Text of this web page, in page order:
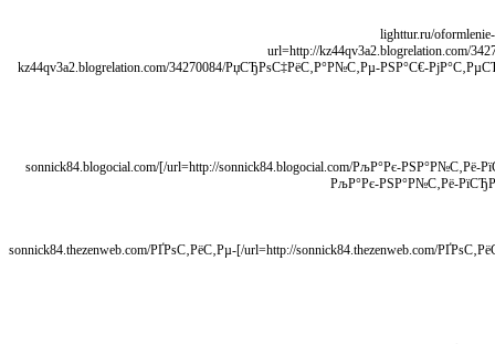
[url=http://kz44qv3a2.blogrelation.com/
[url=http://sonnick84.blogocial.com/РљР°Рє-РЅР°Р№С‚Рё-РїСЂРѕРІРµСЂРµРЅРЅС‹Р№-РѕРЅР»Р°Р№РЅ-РјР°РіР°Р·РёРЅ-СЃ-РґРёРїР»РѕРјР°РјРё-РћР±Р·РѕСЂ-СЌРєСЃРїРµСЂС‚Р°-64385588/]sonnick84.blogocial.com/
РљР°Рє-РЅР°Р№С‚Рё-
[url=http://sonnick84.thezenweb.com/РҐРѕС‚РёС‚Рµ-СѓР·РЅР°С‚СЊ-РєР°Рє-РєСѓРїРёС‚СЊ-РґРѕРєСѓРјРµРЅС‚С‹-РІ-СЃРµС‚Рё-РёРЅС‚РµСЂРЅРµС‚-Р–РґРµРј-Р’Р°СЃ-66125010/]sonnick84.thezenweb.com/РҐРѕС‚РёС‚Рµ-